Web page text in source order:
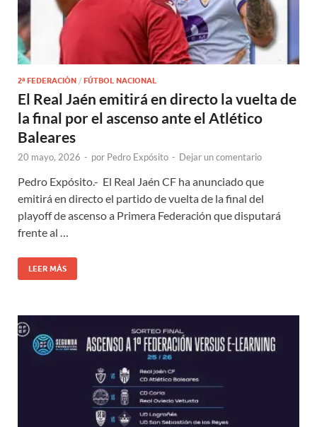
2ª FEDERACIÓN / FÚTBOL NACIONAL
El Real Jaén emitirá en directo la vuelta de
la final por el ascenso ante el Atlético
Baleares
20 mayo, 2026 - por Pedro Expósito - Dejar un comentario
Pedro Expósito.- El Real Jaén CF ha anunciado que
emitirá en directo el partido de vuelta de la final del
playoff de ascenso a Primera Federación que disputará
frente al …
LEER MÁS